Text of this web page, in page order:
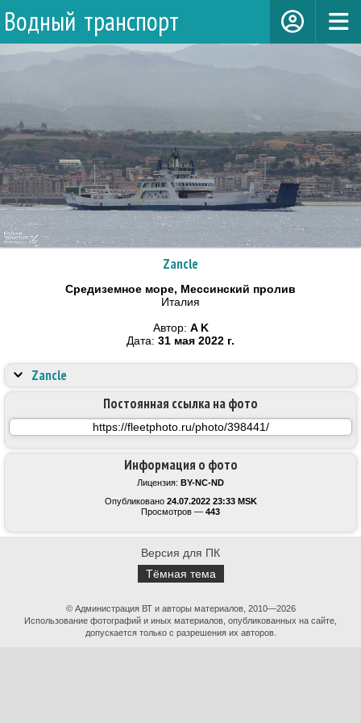
Водный транспорт
Zancle
Средиземное море, Мессинский пролив
Италия
Автор: A K
Дата: 31 мая 2022 г.
Информация о фото
Лицензия: BY-NC-ND
Опубликовано 24.07.2022 23:33 MSK
Просмотров — 443
Постоянная ссылка на фото
Zancle
Версия для ПК
Тёмная тема
© Администрация ВТ и авторы материалов, 2010—2026
Использование фотографий и иных материалов, опубликованных на сайте,
допускается только с разрешения их авторов.